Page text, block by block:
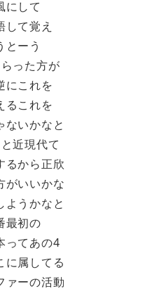
にして
て覚え
ーう
った方が
にこれを
るこれを
ないかなと
近現代て
るから正欣
がいいかな
ようかなと
最初の
ってあの4
に属してる
ァーの活動